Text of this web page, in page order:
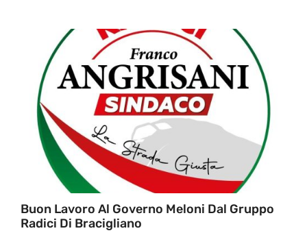
Buon Lavoro Al Governo Meloni Dal Gruppo
Radici Di Bracigliano